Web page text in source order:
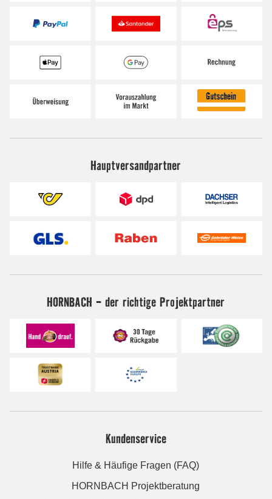
Hauptversandpartner
HORNBACH - der richtige Projektpartner
Kundenservice
Hilfe & Häufige Fragen (FAQ)
HORNBACH Projektberatung